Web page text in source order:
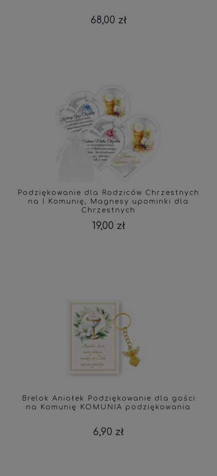
68,00 zł
Podziękowanie dla Rodziców Chrzestnych
na I Komunię, Magnesy upominki dla
Chrzestnych
19,00 zł
Brelok Aniołek Podziękowanie dla gości
na Komunię KOMUNIA podziękowania
6,90 zł